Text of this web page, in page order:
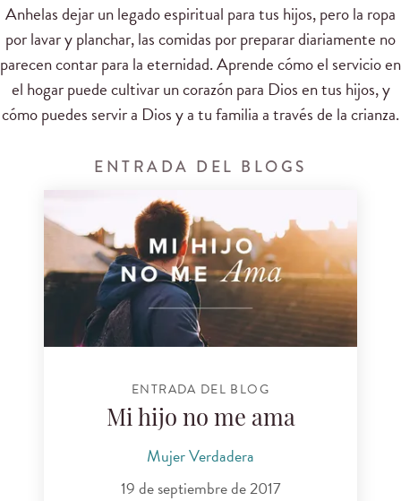
Anhelas dejar un legado espiritual paratus hijos, perola ropa
por lavary planchar, las comidas por preparar diariamente no
parecencontarpara la eternidad.Aprendecómo el servicioen
el hogar puedecultivarun corazón para Diosen tus hijos,y
cómo puedes servir a Dios y atufamilia a través de lacrianza.
ENTRADA DEL BLOGS
ENTRADA DEL BLOG
Mi hijo no me ama
Mujer Verdadera
19 de septiembre de 2017